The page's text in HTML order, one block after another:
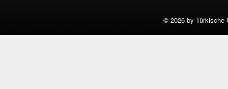
© 2026 by Türkische